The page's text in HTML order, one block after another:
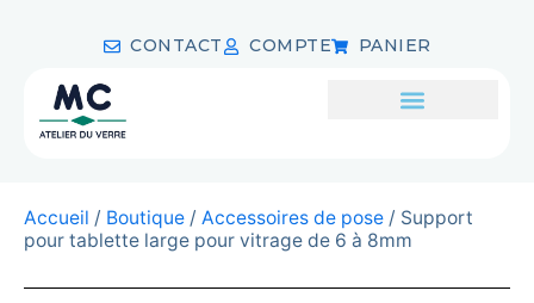
CONTACT COMPTE PANIER
Accueil / Boutique / Accessoires de pose / Support
pour tablette large pour vitrage de 6 à 8mm